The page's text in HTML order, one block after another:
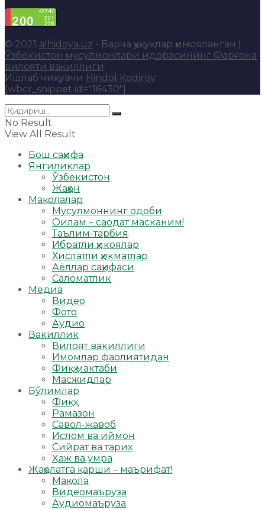
© 2021 alhidoya.uz - Барча ҳуқуқлар ҳимояланган |
Ўзбекистон мусулмонлари идорасининг Фарғона
вилояти вакиллиги.
Ишлаб чиқувчи Hindol Kodirov.
[wbcr_snippet id="16430"]
No Result
View All Result
Бош саҳифа
Янгиликлар
Ўзбекистон
Жаҳон
Мақолалар
Мусулмоннинг одоби
Оилам – саодат масканим!
Таълим-тарбия
Ибратли ҳикоялар
Хислатли ҳикматлар
Аёллар саҳифаси
Саломатлик
Медиа
Видео
Фото
Аудио
Вакиллик
Вилоят вакиллиги
Имомлар фаолиятидан
Фиқҳ мактаби
Масжидлар
Бўлимлар
Фиқҳ
Рамазон
Савол-жавоб
Ислом ва иймон
Сийрат ва тарих
Ҳаж ва умра
Жаҳолатга қарши – маърифат!
Мақола
Видеомаъруза
Аудиомаъруза